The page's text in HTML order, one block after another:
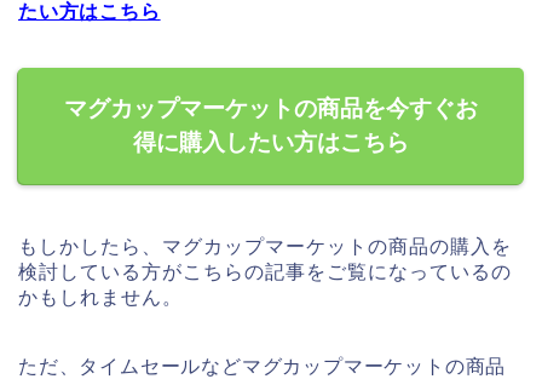
たい方はこちら
マグカップマーケットの商品を今すぐお
得に購入したい方はこちら
もしかしたら、マグカップマーケットの商品の購入を
検討している方がこちらの記事をご覧になっているの
かもしれません。
ただ、タイムセールなどマグカップマーケットの商品